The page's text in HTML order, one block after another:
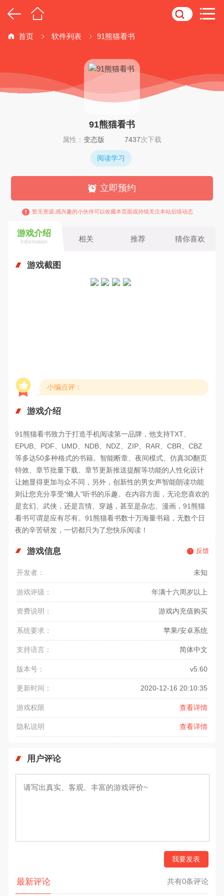
首页 软件列表 91熊猫看书
91熊猫看书
属性： 变态版 7437次下载
阅读学习
立即预约
暂无资源,感兴趣的小伙伴可以收藏本页面或持续关注本站后续动态
游戏介绍
Information 相关 推荐 猜你喜欢
游戏截图
小编点评：
游戏介绍
91熊猫看书致力于打造手机阅读第一品牌，他支持TXT、
EPUB、PDF、UMD、NDB、NDZ、ZIP、RAR、CBR、CBZ
等多达50多种格式的书籍。智能断章、夜间模式、仿真3D翻页
特效、章节批量下载、章节更新推送提醒等功能的人性化设计
让她显得更加与众不同，另外，创新性的男女声智能朗读功能
则让您充分享受“懒人”听书的乐趣。在内容方面，无论您喜欢的
是玄幻、武侠，还是言情、穿越，甚至是杂志、漫画，91熊猫
看书可谓是应有尽有。91熊猫看书数十万海量书籍，无数个日
夜的辛苦研发，一切都只为了您快乐阅读！
游戏信息 反馈
开发者： 未知
游戏评级： 年满十六周岁以上
资费说明： 游戏内充值购买
系统要求： 苹果/安卓系统
支持语言： 简体中文
版本号： v5.60
更新时间： 2020-12-16 20:10:35
游戏权限 查看详情
隐私说明 查看详情
用户评论
我要发表
最新评论 共有0条评论